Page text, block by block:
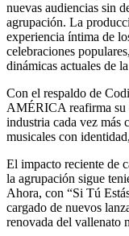
nuevas audiencias sin
agrupación. La
experiencia íntima de
celebraciones
dinámicas actuales de
Con el respaldo de
AMÉRICA reafirma su
industria cada vez más
musicales con
El impacto reciente de
la agrupación sigue
Ahora, con “Si Tú
cargado de nuevos
renovada del vallenato